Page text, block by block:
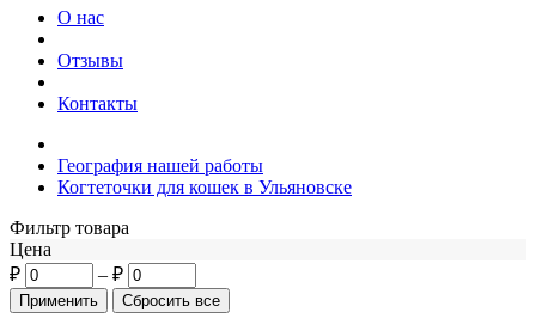
О нас
Отзывы
Контакты
География нашей работы
Когтеточки для кошек в Ульяновске
Фильтр товара
Цена
₽
– ₽